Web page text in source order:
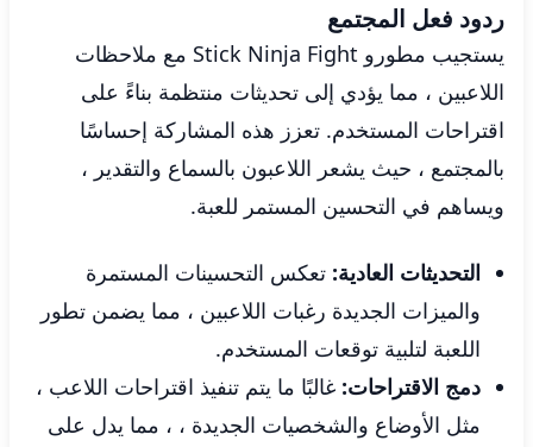
ردود فعل المجتمع
يستجيب مطورو Stick Ninja Fight مع ملاحظات
اللاعبين ، مما يؤدي إلى تحديثات منتظمة بناءً على
اقتراحات المستخدم. تعزز هذه المشاركة إحساسًا
بالمجتمع ، حيث يشعر اللاعبون بالسماع والتقدير ،
ويساهم في التحسين المستمر للعبة.
التحديثات العادية: تعكس التحسينات المستمرة
والميزات الجديدة رغبات اللاعبين ، مما يضمن تطور
اللعبة لتلبية توقعات المستخدم.
دمج الاقتراحات: غالبًا ما يتم تنفيذ اقتراحات اللاعب ،
مثل الأوضاع والشخصيات الجديدة ، ، مما يدل على